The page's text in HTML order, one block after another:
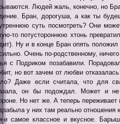
Людей жаль, конечно, но
Бран, дорогуша, а как ты
суть посмотреть? Они
то потустороннюю хтонь
Ну и в конце Бран опять
Очень по-родственному,
с Подриком позабавили.
но вот зачем от любви
Даже если считала, что для
он бы подождал. Может и
Но нет же. А теперь переживает
у них там реально отношения
и самое классное и вкусное.